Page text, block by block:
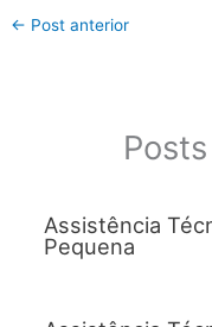
← Post anterior
Assistência
Pequena